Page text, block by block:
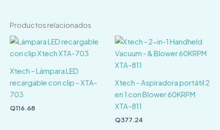
Productos relacionados
Xtech – Lámpara LED
recargable con clip – XTA-
703
Q116.68
Xtech – Aspiradora portátil 2
en 1 con Blower 60KRPM
XTA-811
Q377.24